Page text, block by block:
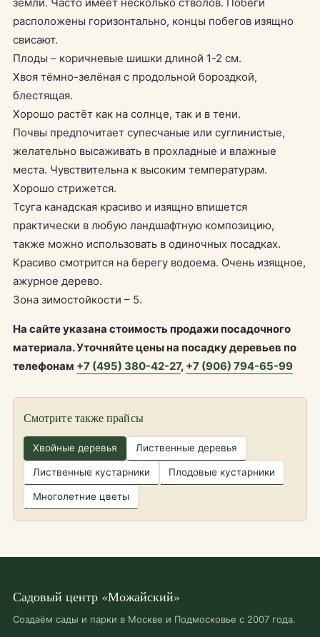
расположены горизонтально, концы побегов изящно
свисают.
Плоды – коричневые шишки длиной 1-2 см.
Хвоя тёмно-зелёная с продольной бороздкой,
блестящая.
Хорошо растёт как на солнце, так и в тени.
Почвы предпочитает супесчаные или суглинистые,
желательно высаживать в прохладные и влажные
места. Чувствительна к высоким температурам.
Хорошо стрижется.
Тсуга канадская красиво и изящно впишется
практически в любую ландшафтную композицию,
также можно использовать в одиночных посадках.
Красиво смотрится на берегу водоема. Очень изящное,
ажурное дерево.
Зона зимостойкости – 5.
На сайте указана стоимость продажи посадочного
материала. Уточняйте цены на посадку деревьев по
телефонам +7 (495) 380-42-27, +7 (906) 794-65-99
Смотрите также прайсы
Хвойные деревья Лиственные деревья
Лиственные кустарники Плодовые кустарники
Многолетние цветы
Садовый центр «Можайский»
Создаём сады и парки в Москве и Подмосковье с 2007 года.